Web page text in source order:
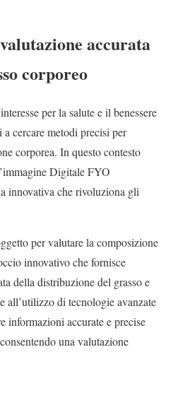
accurata
corporeo
per la salute e il benessere
cercare metodi precisi per
corporea. In questo contesto
Digitale FYO
innovativa che rivoluziona gli
per valutare la composizione
innovativo che fornisce
della distribuzione del grasso e
all’utilizzo di tecnologie avanzate
informazioni accurate e precise
una valutazione